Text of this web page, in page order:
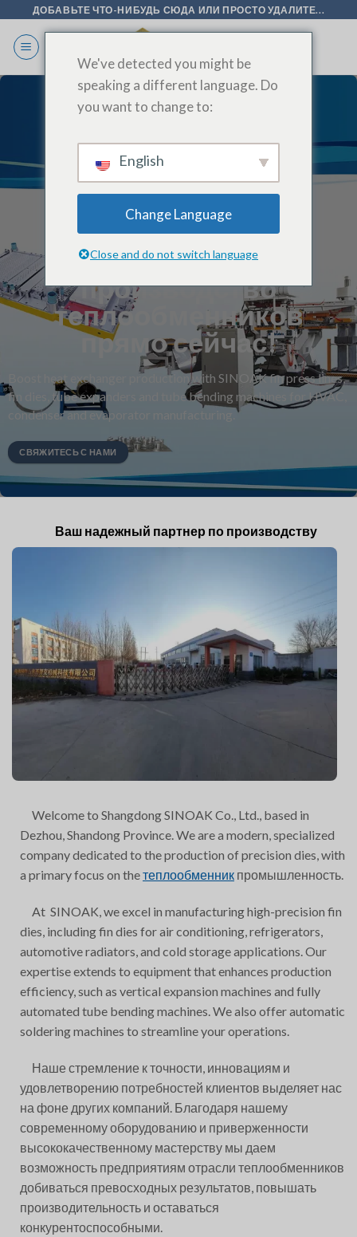
Перейти
содержанию
ДОБАВЬТЕ ЧТО-НИБУДЬ СЮДА ИЛИ ПРОСТО УДАЛИТЕ...
Оптимизируйте
производство
теплообменников
прямо сейчас!
Boost heat exchanger production with SINOAK fin press lines,
fin dies, tube expanders and tube bending machines for HVAC,
condenser and evaporator manufacturing.
СВЯЖИТЕСЬ С НАМИ
Ваш надежный партнер по производству
Welcome to Shangdong SINOAK Co., Ltd., based in
Dezhou, Shandong Province. We are a modern, specialized
company dedicated to the production of precision dies, with
a primary focus on theтеплообменник промышленность.
At SINOAK, we excel in manufacturing high-precision fin
dies, including fin dies for air conditioning, refrigerators,
automotive radiators, and cold storage applications. Our
expertise extends to equipment that enhances production
efficiency, such as vertical expansion machines and fully
automated tube bending machines. We also offer automatic
soldering machines to streamline your operations.
Наше стремление к точности, инновациям и
удовлетворению потребностей клиентов выделяет нас
на фоне других компаний. Благодаря нашему
современному оборудованию и приверженности
высококачественному мастерству мы даем
возможность предприятиям отрасли теплообменников
добиваться превосходных результатов, повышать
производительность и оставаться
конкурентоспособными.
We've detected you might be
speaking a different language. Do
you want to change to:
English
Change Language
Close and do not switch language